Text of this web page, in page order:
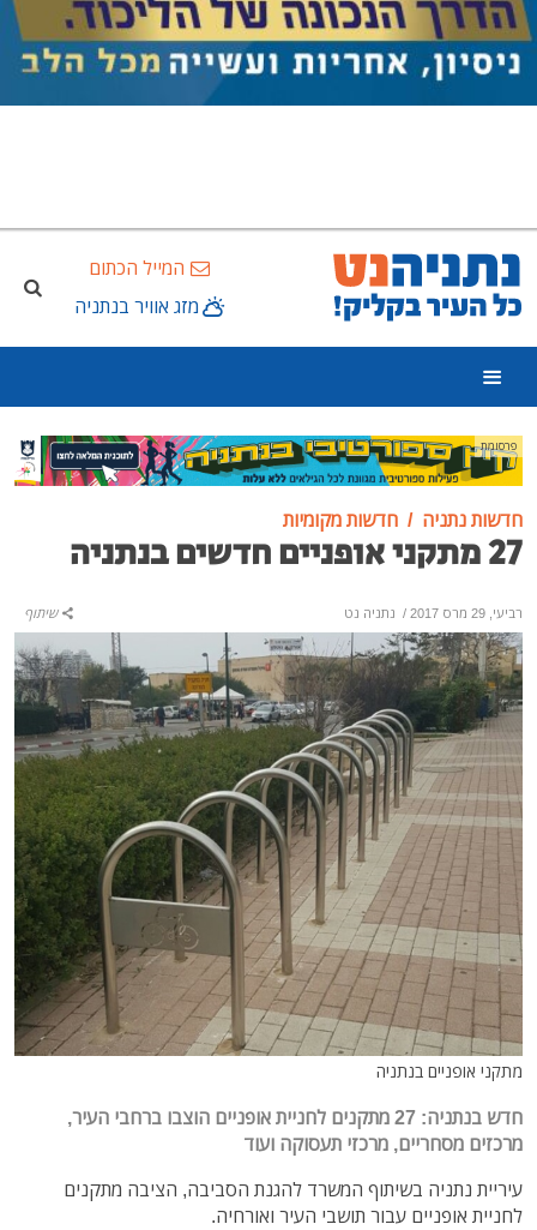
המייל הכתום
מזג אוויר בנתניה
פרסומת
חדשות נתניה חדשות מקומיות
27 מתקני אופניים חדשים בנתניה
רביעי, 29 מרס 2017 / נתניה נט שיתוף
מתקני אופניים בנתניה
חדש בנתניה: 27 מתקנים לחניית אופניים הוצבו ברחבי העיר,
מרכזים מסחריים, מרכזי תעסוקה ועוד
עיריית נתניה בשיתוף המשרד להגנת הסביבה, הציבה מתקנים
לחניית אופניים עבור תושבי העיר ואורחיה.